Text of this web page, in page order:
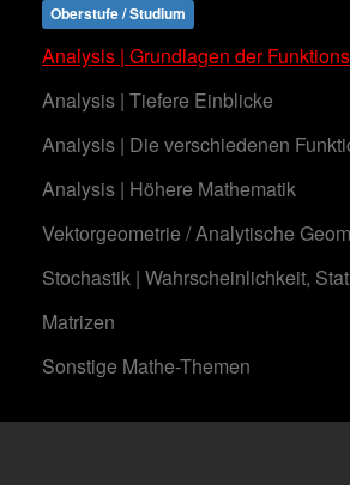
Oberstufe / Studium
Analysis | Grundlagen der
Analysis | Tiefere Einblicke
Analysis | Die verschiedenen
Analysis | Höhere Mathematik
Vektorgeometrie / Analytische
Stochastik | Wahrscheinlichkeit,
Matrizen
Sonstige Mathe-Themen